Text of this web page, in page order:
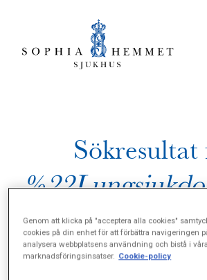
2
Genom att klicka på "acceptera alla cookies"
cookies på din enhet för att förbättra navigeringen
analysera webbplatsens användning och bistå i våra
marknadsföringsinsatser. Cookie-policy